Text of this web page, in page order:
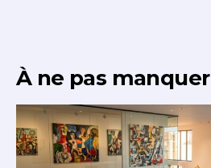
À ne pas manquer